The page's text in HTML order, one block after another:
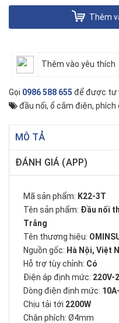
Thêm
Thêm vào yêu thích
Gọi 0986 588 655 để được tư
đầu nối, ổ cắm điện, phích
MÔ TẢ
ĐÁNH GIÁ (APP)
Mã sản phẩm: K22-3T
Tên sản phẩm: Đầu nối
Trắng
Tên thương hiệu:
Nguồn gốc: Hà Nội, Việt
Hỗ trợ tùy chỉnh: Có
Điện áp định mức: 220V-
Dòng điện định mức:
Chịu tải tới 2200W
Chân phích: Ø4mm